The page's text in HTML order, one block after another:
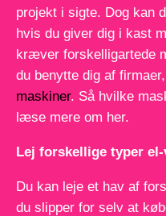
projekt i sigte. Dog kan
hvis du giver dig i kast
kræver forskelligartede
du benytte dig af
maskiner. Så hvilke
læse mere om her.
Lej forskellige typer
Du kan leje et hav af
du slipper for selv at